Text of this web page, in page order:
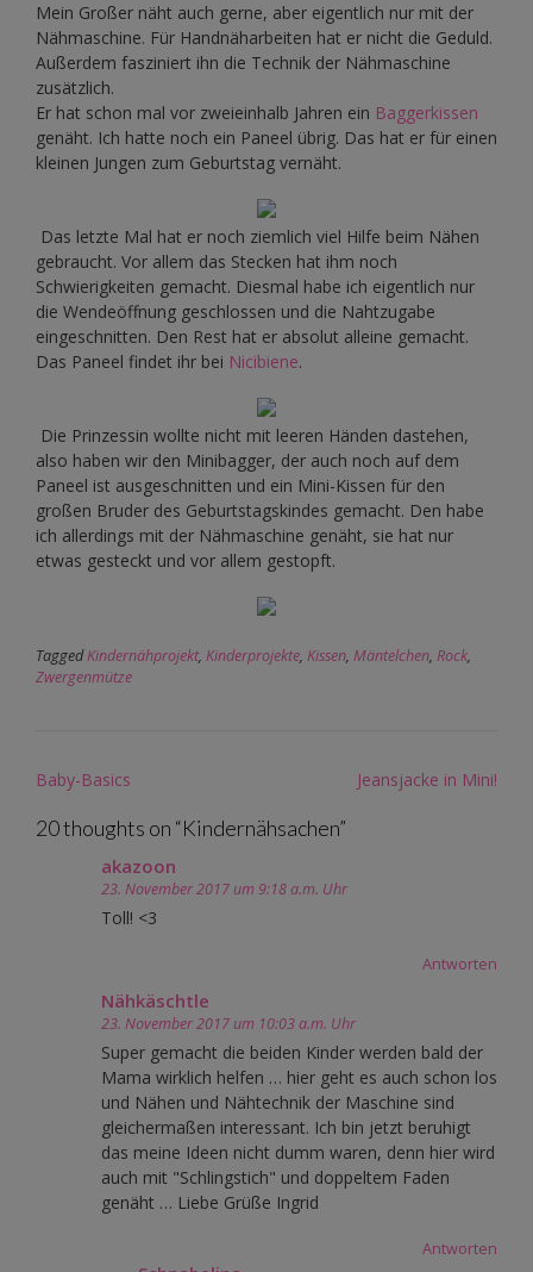
Mein Großer näht auch gerne, aber eigentlich nur mit der
Nähmaschine. Für Handnäharbeiten hat er nicht die Geduld.
Außerdem fasziniert ihn die Technik der Nähmaschine
zusätzlich.
Er hat schon mal vor zweieinhalb Jahren ein Baggerkissen
genäht. Ich hatte noch ein Paneel übrig. Das hat er für einen
kleinen Jungen zum Geburtstag vernäht.
Das letzte Mal hat er noch ziemlich viel Hilfe beim Nähen
gebraucht. Vor allem das Stecken hat ihm noch
Schwierigkeiten gemacht. Diesmal habe ich eigentlich nur
die Wendeöffnung geschlossen und die Nahtzugabe
eingeschnitten. Den Rest hat er absolut alleine gemacht.
Das Paneel findet ihr bei Nicibiene.
Die Prinzessin wollte nicht mit leeren Händen dastehen,
also haben wir den Minibagger, der auch noch auf dem
Paneel ist ausgeschnitten und ein Mini-Kissen für den
großen Bruder des Geburtstagskindes gemacht. Den habe
ich allerdings mit der Nähmaschine genäht, sie hat nur
etwas gesteckt und vor allem gestopft.
TaggedKindernähprojekt, Kinderprojekte, Kissen, Mäntelchen, Rock,
Zwergenmütze
Post
Baby-Basics Jeansjacke in Mini!
20 thoughts on “Kindernähsachen”
akazoon
23. November 2017 um 9:18 a.m. Uhr
Toll! <3
Antworten
Nähkäschtle
23. November 2017 um 10:03 a.m. Uhr
Super gemacht die beiden Kinder werden bald der
Mama wirklich helfen … hier geht es auch schon los
und Nähen und Nähtechnik der Maschine sind
gleichermaßen interessant. Ich bin jetzt beruhigt
das meine Ideen nicht dumm waren, denn hier wird
auch mit "Schlingstich" und doppeltem Faden
genäht … Liebe Grüße Ingrid
Antworten